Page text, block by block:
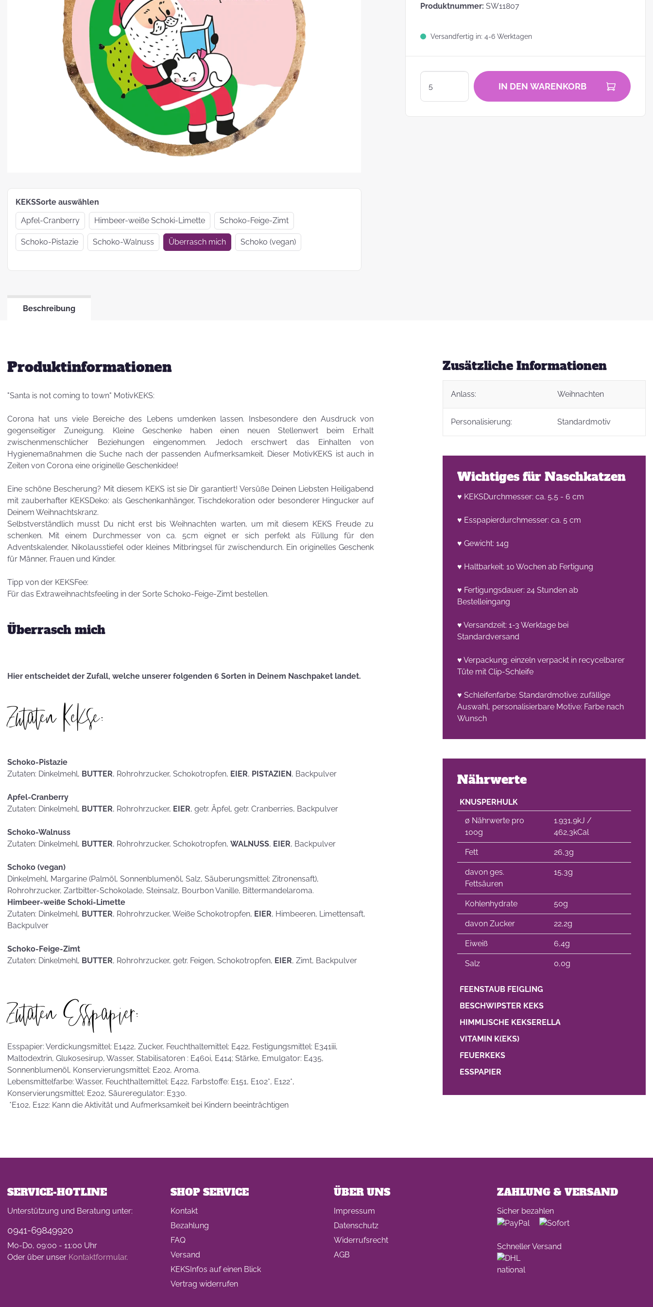
Platz für Plätzchen: 5 Fakten zu
Weihnachtsgebäck
Sind Plätzchen
Leckere Werbegeschenke zu
How To:
MotivKEKS-
Designer
Verpackungsoptionen
KEKSTeig zum
Wir haben uns
verkrümelt...
Geschenkideen
zur Einschulung
2021
Besuch von
Petra Homeier
Zauberhafte
LogoKEKSE für
KEKSIdeen für den
Kindergeburtstag
Kuriose
KEKSRekorde
für KEKSE
Gaumenschmaus - Österliche
Produktnummer: SW11807
Versandfertig in: 4-6 Werktagen
IN DEN WARENKORB
KEKSSorte auswählen
Apfel-Cranberry
Himbeer-weiße Schoki-Limette Schoko-Feige-Zimt
Schoko-Pistazie Schoko-Walnuss Überrasch mich Schoko (vegan)
Beschreibung
Produktinformationen
"Santa is not coming to town" MotivKEKS:
Corona hat uns viele Bereiche des Lebens umdenken lassen. Insbesondere den Ausdruck von
gegenseitiger Zuneigung. Kleine Geschenke haben einen neuen Stellenwert beim Erhalt
zwischenmenschlicher Beziehungen eingenommen. Jedoch erschwert das Einhalten von
Hygienemaßnahmen die Suche nach der passenden Aufmerksamkeit. Dieser MotivKEKS ist auch in
Zeiten von Corona eine originelle Geschenkidee!
Eine schöne Bescherung? Mit diesem KEKS ist sie Dir garantiert! Versüße Deinen Liebsten Heiligabend
mit zauberhafter KEKSDeko: als Geschenkanhänger, Tischdekoration oder besonderer Hingucker auf
Deinem Weihnachtskranz.
Selbstverständlich musst Du nicht erst bis Weihnachten warten, um mit diesem KEKS Freude zu
schenken. Mit einem Durchmesser von ca. 5cm eignet er sich perfekt als Füllung für den
Adventskalender, Nikolausstiefel oder kleines Mitbringsel für zwischendurch. Ein originelles Geschenk
für Männer, Frauen und Kinder.
Tipp von der KEKSFee:
Für das Extraweihnachtsfeeling in der Sorte Schoko-Feige-Zimt bestellen.
Überrasch mich
Hier entscheidet der Zufall, welche unserer folgenden 6 Sorten in Deinem Naschpaket landet.
Zutaten Kekse:
Schoko-Pistazie
Zutaten: Dinkelmehl, BUTTER, Rohrohrzucker, Schokotropfen, EIER, PISTAZIEN, Backpulver
Apfel-Cranberry
Zutaten: Dinkelmehl, BUTTER, Rohrohrzucker, EIER, getr. Äpfel, getr. Cranberries, Backpulver
Schoko-Walnuss
Zutaten: Dinkelmehl, BUTTER, Rohrohrzucker, Schokotropfen, WALNUSS, EIER, Backpulver
Schoko (vegan)
Dinkelmehl, Margarine (Palmöl, Sonnenblumenöl, Salz, Säuberungsmittel: Zitronensaft),
Rohrohrzucker, Zartbitter-Schokolade, Steinsalz, Bourbon Vanille, Bittermandelaroma.
Himbeer-weiße Schoki-Limette
Zutaten: Dinkelmehl, BUTTER, Rohrohrzucker, Weiße Schokotropfen, EIER, Himbeeren, Limettensaft,
Backpulver
Schoko-Feige-Zimt
Zutaten: Dinkelmehl, BUTTER, Rohrohrzucker, getr. Feigen, Schokotropfen, EIER, Zimt, Backpulver
Zutaten Esspapier:
Esspapier: Verdickungsmittel: E1422, Zucker, Feuchthaltemittel: E422, Festigungsmittel: E341iii,
Maltodextrin, Glukosesirup, Wasser, Stabilisatoren : E460i, E414; Stärke, Emulgator: E435,
Sonnenblumenöl, Konservierungsmittel: E202, Aroma.
Lebensmittelfarbe: Wasser, Feuchthaltemittel: E422, Farbstoffe: E151, E102*, E122*,
Konservierungsmittel: E202, Säureregulator: E330.
*E102, E122: Kann die Aktivität und Aufmerksamkeit bei Kindern beeinträchtigen
Zusätzliche Informationen
Anlass: Weihnachten
Personalisierung: Standardmotiv
Wichtiges für Naschkatzen
♥ KEKSDurchmesser: ca. 5,5 - 6 cm
♥ Esspapierdurchmesser: ca. 5 cm
♥ Gewicht: 14g
♥ Haltbarkeit: 10 Wochen ab Fertigung
♥ Fertigungsdauer: 24 Stunden ab
Bestelleingang
♥ Versandzeit: 1-3 Werktage bei
Standardversand
♥ Verpackung: einzeln verpackt in recycelbarer
Tüte mit Clip-Schleife
♥ Schleifenfarbe: Standardmotive: zufällige
Auswahl, personalisierbare Motive: Farbe nach
Wunsch
Nährwerte
KNUSPERHULK
∅ Nährwerte pro
100g
1.931,9kJ /
462,3kCal
Fett 26,3g
davon ges.
Fettsäuren
15,3g
Kohlenhydrate 50g
davon Zucker 22,2g
Eiweiß 6,4g
Salz 0,0g
FEENSTAUB FEIGLING
BESCHWIPSTER KEKS
HIMMLISCHE KEKSERELLA
VITAMIN K(EKS)
FEUERKEKS
ESSPAPIER
SERVICE-HOTLINE
Unterstützung und Beratung unter:
0941-69849920
Mo-Do, 09:00 - 11:00 Uhr
Oder über unser Kontaktformular.
SHOP SERVICE
Kontakt
Bezahlung
FAQ
Versand
KEKSInfos auf einen Blick
Vertrag widerrufen
ÜBER UNS
Impressum
Datenschutz
Widerrufsrecht
AGB
ZAHLUNG & VERSAND
Sicher bezahlen
Schneller Versand